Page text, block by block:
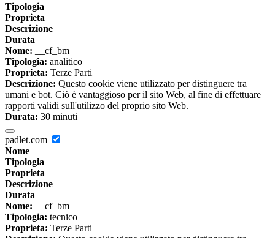
Tipologia
Proprieta
Descrizione
Durata
Nome: __cf_bm
Tipologia: analitico
Proprieta: Terze Parti
Descrizione: Questo cookie viene utilizzato per distinguere tra
umani e bot. Ciò è vantaggioso per il sito Web, al fine di effettuare
rapporti validi sull'utilizzo del proprio sito Web.
Durata: 30 minuti
padlet.com
Nome
Tipologia
Proprieta
Descrizione
Durata
Nome: __cf_bm
Tipologia: tecnico
Proprieta: Terze Parti